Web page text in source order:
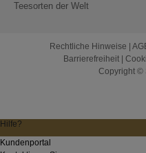
Teesorten der Welt
Rechtliche Hinweise
Barrierefreiheit|
Copyright ©
Hilfe?
Kundenportal